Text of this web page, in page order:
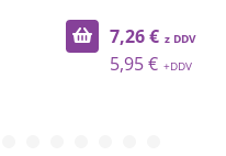
7,26 €
5,95 €